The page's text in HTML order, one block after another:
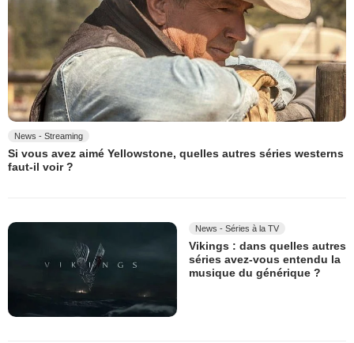
News - Streaming
Si vous avez aimé Yellowstone, quelles autres séries westerns
faut-il voir ?
News - Séries à la TV
Vikings : dans quelles autres
séries avez-vous entendu la
musique du générique ?